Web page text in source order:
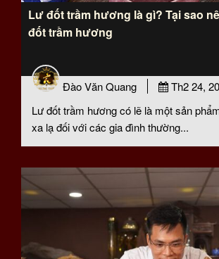
Lư đốt trầm hương là gì? Tại sao
đốt trầm hương
Đào Văn Quang
Th2 24,
Lư đốt trầm hương có lẽ là một sản
xa lạ đối với các gia đình thường...